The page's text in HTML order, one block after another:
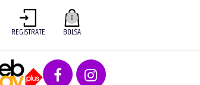
REGISTRATE BOLSA
0